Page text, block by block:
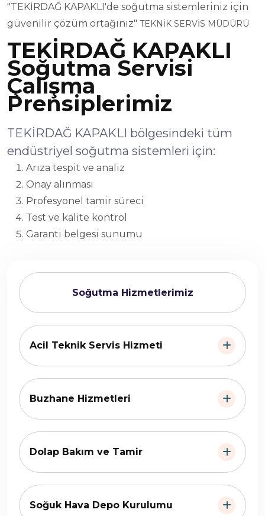
Soğutma Hizmetlerimiz
Acil Teknik Servis Hizmeti
Buzhane Hizmetleri
Dolap Bakım ve Tamir
Soğuk Hava Depo Kurulumu
"TEKİRDAĞ KAPAKLI'de soğutma sistemleriniz için
güvenilir çözüm ortağınız" TEKNİK SERVİS MÜDÜRÜ
TEKİRDAĞ KAPAKLI
Soğutma Servisi
Çalışma
Prensiplerimiz
TEKİRDAĞ KAPAKLI bölgesindeki tüm
endüstriyel soğutma sistemleri için:
Arıza tespit ve analiz
Onay alınması
Profesyonel tamir süreci
Test ve kalite kontrol
Garanti belgesi sunumu